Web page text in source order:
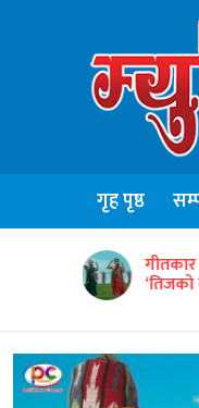
गृह पृष्ठ
संजिव
गीत